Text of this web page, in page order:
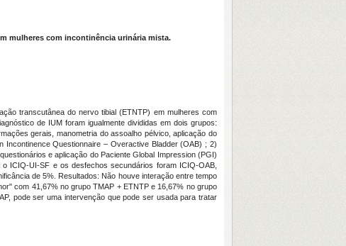
mulheres com incontinência urinária mista.
transcutânea do nervo tibial (ETNTP) em mulheres com
de IUM foram igualmente divididas em dois grupos:
gerais, manometria do assoalho pélvico, aplicação do
Incontinence Questionnaire – Overactive Bladder (OAB) ; 2)
e aplicação do Paciente Global Impression (PGI)
ICIQ-UI-SF e os desfechos secundários foram ICIQ-OAB,
de 5%. Resultados: Não houve interação entre tempo
com 41,67% no grupo TMAP + ETNTP e 16,67% no grupo
pode ser uma intervenção que pode ser usada para tratar